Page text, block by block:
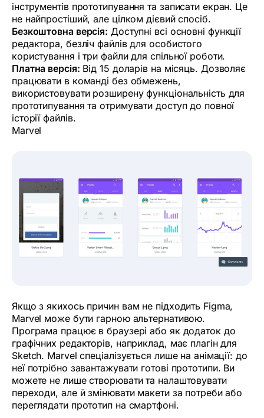
інструментів прототипування та записати екран. Це
не найпростіший, але цілком дієвий спосіб.
Безкоштовна версія: Доступні всі основні функції
редактора, безліч файлів для особистого
користування і три файли для спільної роботи.
Платна версія: Від 15 доларів на місяць. Дозволяє
працювати в команді без обмежень,
використовувати розширену функціональність для
прототипування та отримувати доступ до повної
історії файлів.
Marvel
Якщо з якихось причин вам не підходить Figma,
Marvel може бути гарною альтернативою.
Програма працює в браузері або як додаток до
графічних редакторів, наприклад, має плагін для
Sketch. Marvel спеціалізується лише на анімації: до
неї потрібно завантажувати готові прототипи. Ви
можете не лише створювати та налаштовувати
переходи, але й змінювати макети за потреби або
переглядати прототип на смартфоні.